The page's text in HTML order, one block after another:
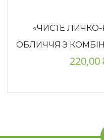
«ЧИСТЕ ЛИЧКО-
ОБЛИЧЧЯ З
220,00